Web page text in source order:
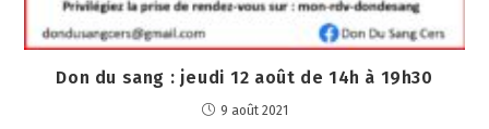
Don du sang : jeudi 12 août de 14h à 19h30
9 août 2021